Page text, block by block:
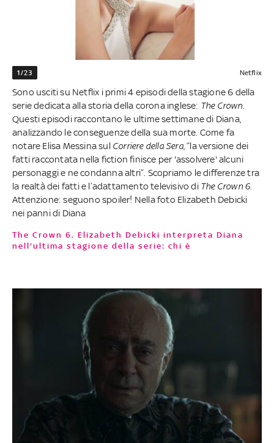
1/23 Netflix
Sono usciti su Netflix i primi 4 episodi della stagione 6 della
serie dedicata alla storia della corona inglese: The Crown.
Questi episodi raccontano le ultime settimane di Diana,
analizzando le conseguenze della sua morte. Come fa
notare Elisa Messina sul Corriere della Sera, “la versione dei
fatti raccontata nella fiction finisce per 'assolvere' alcuni
personaggi e ne condanna altri”. Scopriamo le differenze tra
la realtà dei fatti e l’adattamento televisivo di The Crown 6
Attenzione: seguono spoiler! Nella foto Elizabeth Debicki
nei panni di Diana
The Crown 6, Elizabeth Debicki interpreta Diana
nell'ultima stagione della serie: chi è